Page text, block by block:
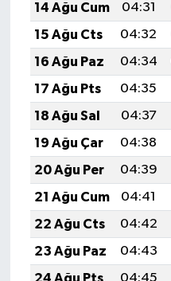
14 Ağu Cum
04:31
15 Ağu Cts
04:32
16 Ağu Paz
04:34
17 Ağu Pts
04:35
18 Ağu Sal
04:37
19 Ağu Çar
04:38
20 Ağu Per
04:39
21 Ağu Cum
04:41
22 Ağu Cts
04:42
23 Ağu Paz
04:43
24 Ağu Pts
04:45